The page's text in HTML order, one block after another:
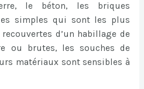
le béton, les briques
simples qui sont les plus
d’un habillage de
ou brutes, les souches de
matériaux sont sensibles à